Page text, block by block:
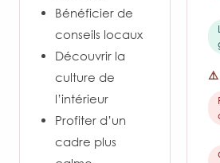
Bénéficier de
conseils locaux
Découvrir la
culture de
l’intérieur
Profiter d’un
cadre plus
⚠️